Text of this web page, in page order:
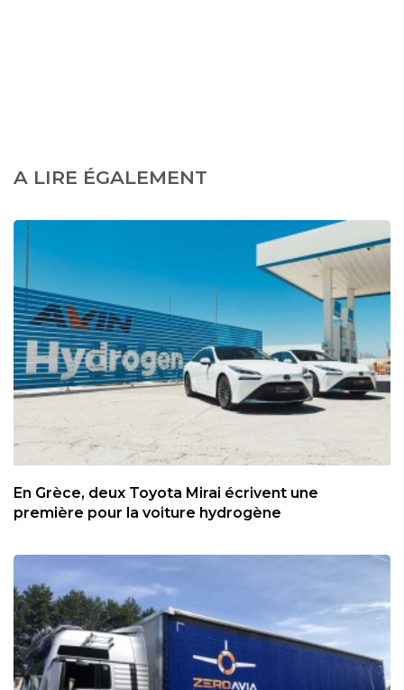
A LIRE ÉGALEMENT
En Grèce, deux Toyota Mirai écrivent une
première pour la voiture hydrogène